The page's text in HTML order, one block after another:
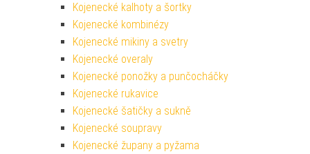
Kojenecké kalhoty a šortky
Kojenecké kombinézy
Kojenecké mikiny a svetry
Kojenecké overaly
Kojenecké ponožky a punčocháčky
Kojenecké rukavice
Kojenecké šatičky a sukně
Kojenecké soupravy
Kojenecké župany a pyžama